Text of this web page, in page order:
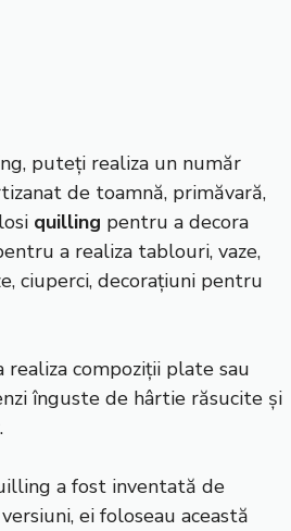
puteți realiza un număr
de toamnă, primăvară,
quilling pentru a decora
a realiza tablouri, vaze,
ciuperci, decorațiuni pentru
compoziții plate sau
înguste de hârtie răsucite și
a fost inventată de
ei foloseau această